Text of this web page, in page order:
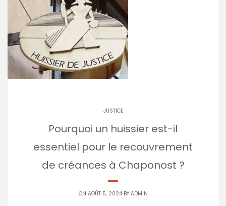
JUSTICE
Pourquoi un huissier est-il
essentiel pour le recouvrement
de créances à Chaponost ?
ON AOÛT 5, 2024 BY ADMIN